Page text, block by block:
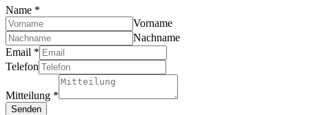
Name *
Vorname
Nachname
Email *
Telefon
Mitteilung *
Senden